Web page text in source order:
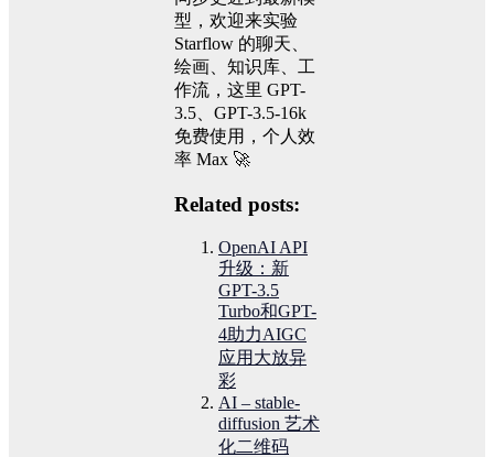
型，欢迎来实验
Starflow 的聊天、
绘画、知识库、工
作流，这里 GPT-
3.5、GPT-3.5-16k
免费使用，个人效
率 Max 🚀
Related posts:
OpenAI API
升级：新
GPT-3.5
Turbo和GPT-
4助力AIGC
应用大放异
彩
AI – stable-
diffusion 艺术
化二维码